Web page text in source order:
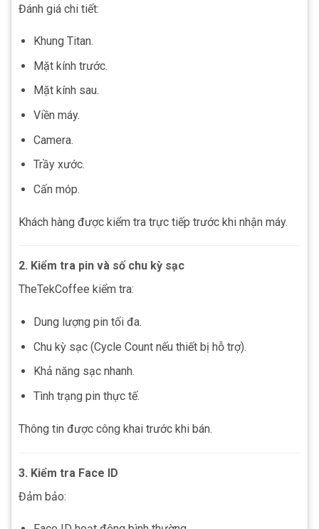
Đánh giá chi tiết:
Khung Titan.
Mặt kính trước.
Mặt kính sau.
Viền máy.
Camera.
Trầy xước.
Cấn móp.
Khách hàng được kiểm tra trực tiếp trước khi nhận máy.
2. Kiểm tra pin và số chu kỳ sạc
TheTekCoffee kiểm tra:
Dung lượng pin tối đa.
Chu kỳ sạc (Cycle Count nếu thiết bị hỗ trợ).
Khả năng sạc nhanh.
Tình trạng pin thực tế.
Thông tin được công khai trước khi bán.
3. Kiểm tra Face ID
Đảm bảo: